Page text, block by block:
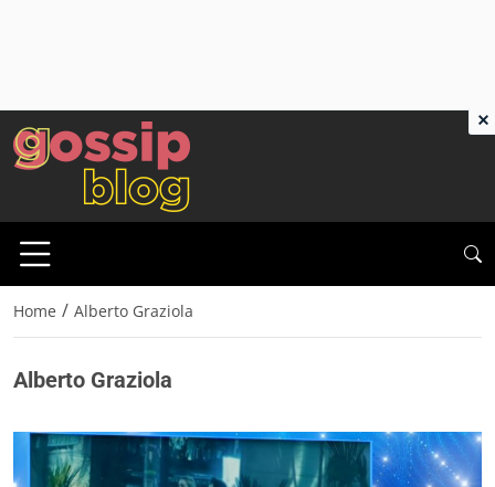
Home / Alberto Graziola
Alberto Graziola
×